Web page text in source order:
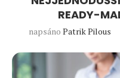
READY-
napsáno Patrik Pilous